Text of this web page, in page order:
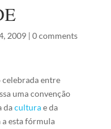
2009| 0 comments
celebrada entre
uma convenção
daculturae da
esta fórmula